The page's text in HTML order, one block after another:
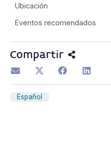
Ubicación
Eventos recomendados
Compartir
Español